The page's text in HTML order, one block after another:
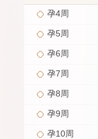
孕4周
孕5周
孕6周
孕7周
孕8周
孕9周
孕10周